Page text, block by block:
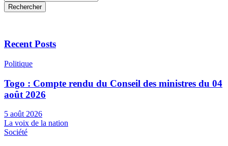
Rechercher
Recent Posts
Politique
Togo : Compte rendu du Conseil des ministres du 04
août 2026
5 août 2026
La voix de la nation
Société